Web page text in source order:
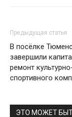
Предыдущая статья
В посёлке
завершили
ремонт
спортивного
ЭТО МОЖЕТ